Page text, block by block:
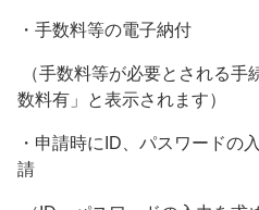
・手数料等の電子納付
（手数料等が必要とされる手
数料有」と表示されます）
・申請時にID、パスワードの
請